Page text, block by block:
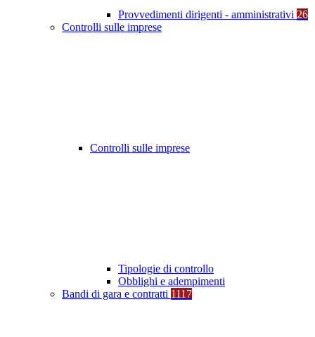
Provvedimenti dirigenti - amministrativi 26
Controlli sulle imprese
Controlli sulle imprese
Tipologie di controllo
Obblighi e adempimenti
Bandi di gara e contratti 1117